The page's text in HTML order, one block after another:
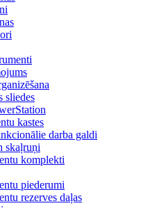
sliedes
kastes
darba galdi
skaļruņi
komplekti
piederumi
rezerves daļas